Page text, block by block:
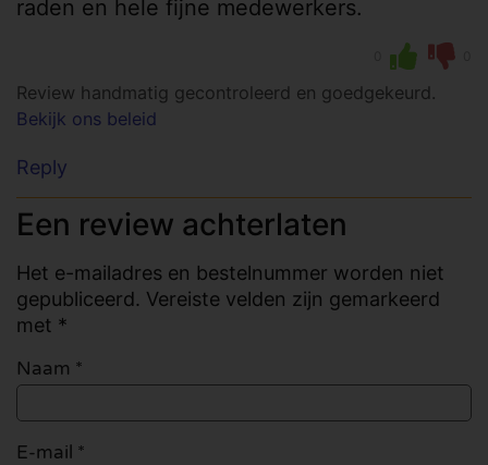
raden en hele fijne medewerkers.
Review handmatig gecontroleerd en goedgekeurd.
Bekijk ons beleid
Reply
Een review achterlaten
Het e-mailadres en bestelnummer worden niet
gepubliceerd. Vereiste velden zijn gemarkeerd
met *
Naam *
E-mail *